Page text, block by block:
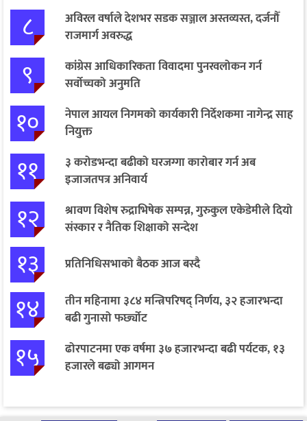
८
अविरल वर्षाले देशभर सडक सञ्जाल अस्तव्यस्त, दर्जनौँ
राजमार्ग अवरुद्ध
९
कांग्रेस आधिकारिकता विवादमा पुनरवलोकन गर्न
सर्वोच्चको अनुमति
१०
नेपाल आयल निगमको कार्यकारी निर्देशकमा नागेन्द्र साह
नियुक्त
११
३ करोडभन्दा बढीको घरजग्गा कारोबार गर्न अब
इजाजतपत्र अनिवार्य
१२
श्रावण विशेष रुद्राभिषेक सम्पन्न, गुरुकुल एकेडेमीले दियो
संस्कार र नैतिक शिक्षाको सन्देश
१३ प्रतिनिधिसभाको बैठक आज बस्दै
१४
तीन महिनामा ३८४ मन्त्रिपरिषद् निर्णय, ३२ हजारभन्दा
बढी गुनासो फर्छ्योट
१५
ढोरपाटनमा एक वर्षमा ३७ हजारभन्दा बढी पर्यटक, १३
हजारले बढ्यो आगमन